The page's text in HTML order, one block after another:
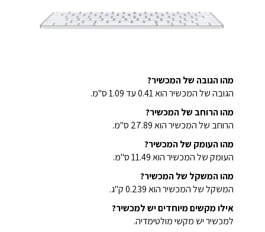
מהו הגובה של המכשיר?
הגובה של המכשיר הוא 0.41 עד 1.09 ס"מ.
מהו הרוחב של המכשיר?
הרוחב של המכשיר הוא 27.89 ס"מ.
מהו העומק של המכשיר?
העומק של המכשיר הוא 11.49 ס"מ.
מהו המשקל של המכשיר?
המשקל של המכשיר הוא 0.239 ק"ג.
אילו מקשים מיוחדים יש למכשיר?
למכשיר יש מקשי מולטימדיה.